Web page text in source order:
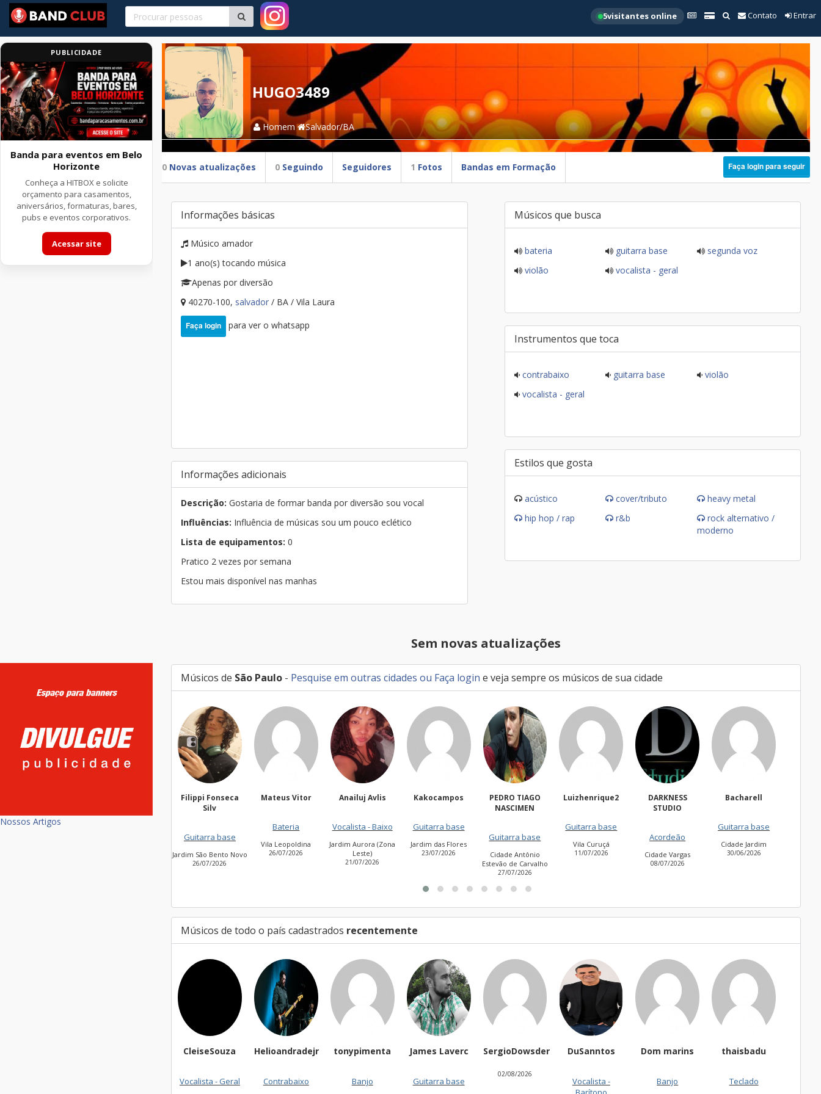
5visitantes online Contato Entrar
PUBLICIDADE
Banda para eventos em Belo
Horizonte
Conheça a HITBOX e solicite
orçamento para casamentos,
aniversários, formaturas, bares,
pubs e eventos corporativos.
Acessar site
Nossos Artigos
HUGO3489
Homem Salvador/BA
0 Novas atualizações 0 Seguindo Seguidores 1 Fotos Bandas em Formação Faça login para seguir
Informações básicas
Músico amador
1 ano(s) tocando música
Apenas por diversão
40270-100, salvador / BA / Vila Laura
Faça login para ver o whatsapp
Informações adicionais
Descrição: Gostaria de formar banda por diversão sou vocal
Influências: Influência de músicas sou um pouco eclético
Lista de equipamentos: 0
Pratico 2 vezes por semana
Estou mais disponível nas manhas
Músicos que busca
bateria guitarra base
segunda voz
violão
vocalista - geral
Instrumentos que toca
contrabaixo guitarra base
violão
vocalista - geral
Estilos que gosta
acústico cover/tributo
heavy metal
hip hop / rap
r&b
rock alternativo /
moderno
Sem novas atualizações
Músicos de São Paulo - Pesquise em outras cidades ou Faça login e veja sempre os músicos de sua cidade
Filippi Fonseca
Guitarra base
Jardim São Bento Novo
Mateus Vitor
Vila Leopoldina
26/07/2026
Anailuj Avlis
Vocalista - Baixo
Jardim Aurora (Zona
Kakocampos
Guitarra base
Jardim das Flores
PEDRO TIAGO
Guitarra base
Cidade Antônio
Estevão de Carvalho
Luizhenrique2
Guitarra base
Vila Curuçá
11/07/2026
DARKNESS
Cidade Vargas
Bacharell
Guitarra base
Cidade Jardim
30/06/2026
27/06/2026
Músicos de todo o país cadastrados recentemente
CleiseSouza
Vocalista - Geral
Helioandradejr
Contrabaixo
tonypimenta
Banjo
James Laverc
Guitarra base
SergioDowsder
02/08/2026
DuSanntos
Vocalista -
Dom marins
Banjo
thaisbadu
Teclado